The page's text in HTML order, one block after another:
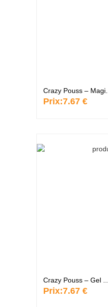
Crazy Pouss – Magi...
Prix:7.67 €
Crazy Pouss – Gel ...
Prix:7.67 €